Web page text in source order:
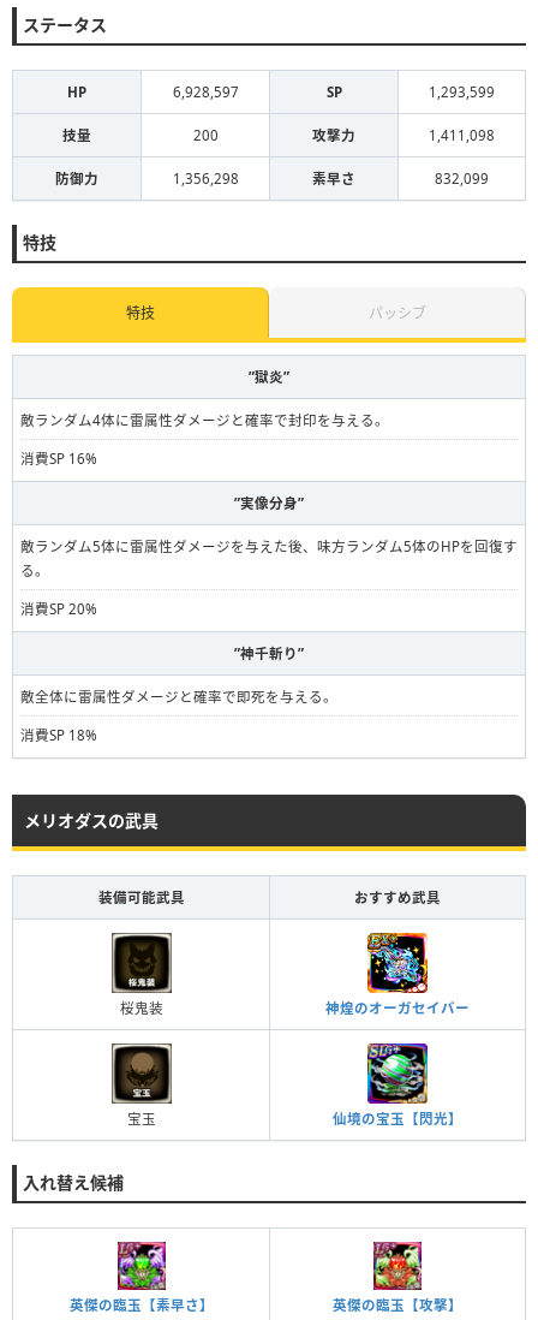
ステータス
HP 6,928,597 SP 1,293,599
技量 200 攻撃力 1,411,098
防御力 1,356,298 素早さ 832,099
特技
特技 パッシブ
”獄炎”
敵ランダム4体に雷属性ダメージと確率で封印を与える。
消費SP 16%
”実像分身”
敵ランダム5体に雷属性ダメージを与えた後、味方ランダム5体のHPを回復す
る。
消費SP 20%
”神千斬り”
敵全体に雷属性ダメージと確率で即死を与える。
消費SP 18%
メリオダスの武具
装備可能武具 おすすめ武具
桜鬼装 神煌のオーガセイバー
宝玉 仙境の宝玉【閃光】
入れ替え候補
英傑の臨玉【素早さ】 英傑の臨玉【攻撃】